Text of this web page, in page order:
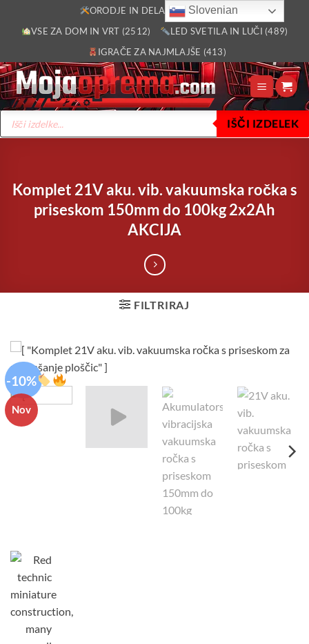
ORODJE IN DELAVNICA (2805)
VSE ZA DOM IN VRT (2512)
LED SVETILA IN LUČI (489)
IGRAČE ZA NAJMLAJŠE (413)
Products
search
IŠČI IZDELEK
Komplet 21V aku. vib. vakuumska ročka s
priseskom 150mm do 100kg 2x2Ah
AKCIJA
FILTRIRAJ
-10%
Nov
Slovenian